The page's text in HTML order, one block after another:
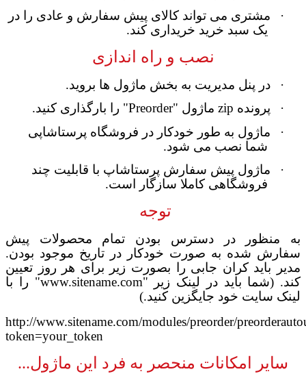
·
مشتری می تواند کالای پیش سفارش و عادی را در
یک سبد خرید خریداری کند.
نصب و راه اندازی
·
در پنل مدیریت به بخش ماژول ها بروید.
·
پرونده zip ماژول "Preorder" را بارگذاری کنید.
·
ماژول به طور خودکار در فروشگاه پرستاشاپی
شما نصب می شود.
·
ماژول پیش سفارش پرستاشاپ با قابلیت چند
فروشگاهی کاملا سازگار است.
توجه
به منظور در دسترس بودن تمام محصولات پیش
سفارش شده به صورت خودکار در تاریخ موجود بودن.
مدیر باید کران جابی را بصورت زیر برای هر روز تعیین
کند. (شما باید در لینک زیر "www.sitename.com" را با
لینک سایت خود جایگزین کنید.
)
http://www.sitename.com/modules/preorder/
token=your_token
سایر امکانات منحصر به فرد این ماژول...